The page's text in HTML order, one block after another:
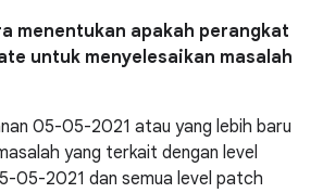
menentukan apakah perangkat
untuk menyelesaikan masalah
05-05-2021 atau yang lebih baru
yang terkait dengan level
05-2021 dan semua level patch